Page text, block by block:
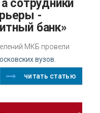
сотрудники
-
банк»
МКБ провели
вузов.
читать статью